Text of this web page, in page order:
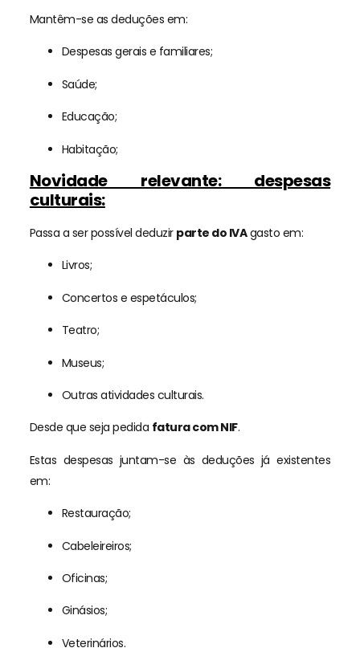
Mantêm-se as deduções em:
Despesas gerais e familiares;
Saúde;
Educação;
Habitação;
Novidade relevante: despesas
culturais:
Passa a ser possível deduzir parte do IVAgasto em:
Livros;
Concertos e espetáculos;
Teatro;
Museus;
Outras atividades culturais.
Desde que seja pedida fatura com NIF.
Estas despesas juntam-se às deduções já existentes
em:
Restauração;
Cabeleireiros;
Oficinas;
Ginásios;
Veterinários.